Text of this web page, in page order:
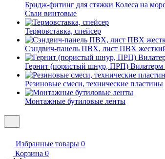
Бридж-фитинг для стяжки Колеса на
Сваи винтовые
Термовставка, спейсер
Сэндвич-панель ПВХ, лист ПВХ
Гернит (пористый шнур, ПРП) Вилатерм
Резиновые смеси, технические пластины
Монтажные бутиловые ленты
Избранные товары 0
Корзина 0